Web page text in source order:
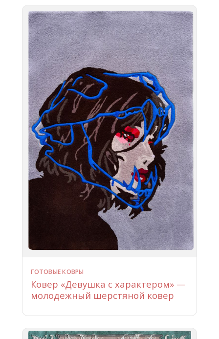
ГОТОВЫЕ КОВРЫ
Ковер «Девушка с характером» —
молодежный шерстяной ковер